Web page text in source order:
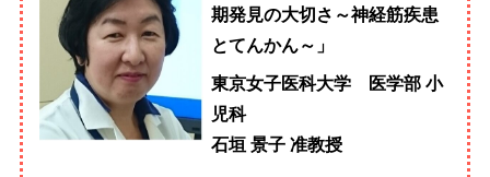
期発見の大切さ～神経筋疾患
とてんかん～」
東京女子医科大学 医学部 小
児科
石垣 景子 准教授